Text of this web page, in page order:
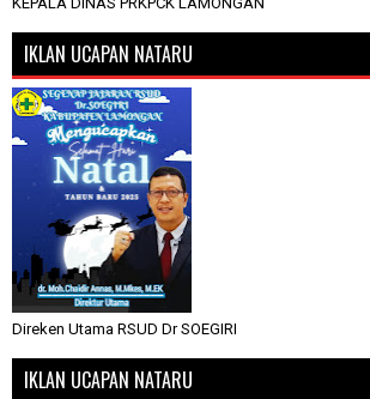
IKLAN UCAPAN NATARU
Direken Utama RSUD Dr SOEGIRI
IKLAN UCAPAN NATARU